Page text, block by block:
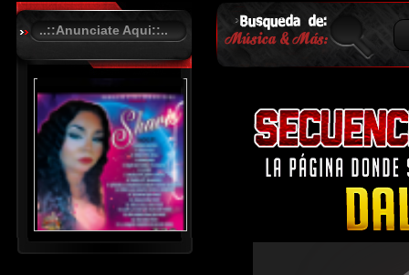
..::Anunciate Aqui::..